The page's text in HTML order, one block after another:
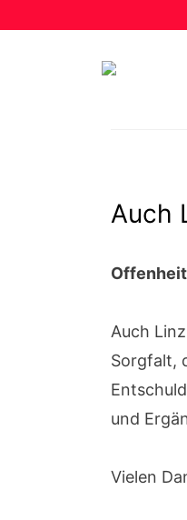
Auch
Auch
Sorgfalt,
und
Vielen